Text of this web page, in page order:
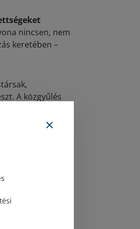
nincsen, nem
keretében –
A közgyűlés
mialatt
a közös